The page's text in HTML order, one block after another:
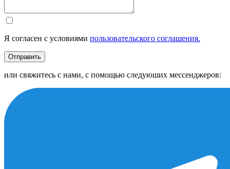
Я согласен с условиями пользовательского соглашения.
Отправить
или свяжитесь с нами, с помощью следуюших мессенджеров: